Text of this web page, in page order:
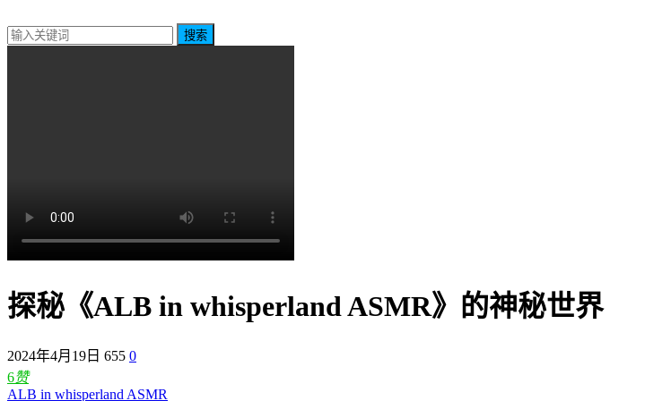
搜索
探秘《ALB in whisperland ASMR》的神秘世界
2024年4月19日 655 0
6赞
ALB in whisperland ASMR